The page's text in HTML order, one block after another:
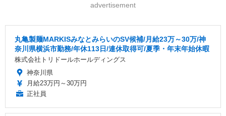
advertisement
丸亀製麺MARKISみなとみらいのSV候補/月給23万～30万/神
奈川県横浜市勤務/年休113日/連休取得可/夏季・年末年始休暇
株式会社トリドールホールディングス
神奈川県
月給23万円～30万円
正社員